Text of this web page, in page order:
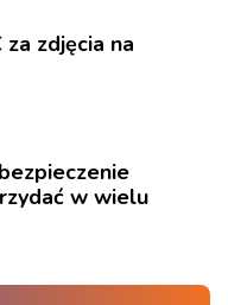
za zdjęcia na
w wielu